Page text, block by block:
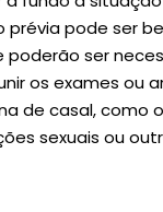
pode ser
ser
os exames ou
de casal,
sexuais ou